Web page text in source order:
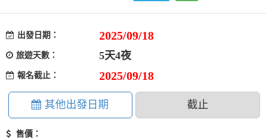
出發日期： 2025/09/18
旅遊天數： 5天4夜
報名截止： 2025/09/18
其他出發日期 截止
售價：